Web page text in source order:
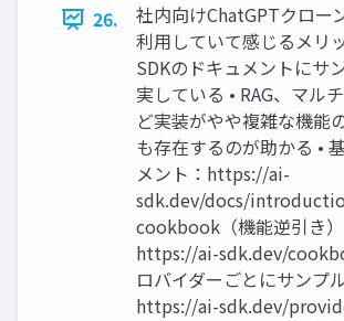
26.
社内向けChatGPTクロー
利用していて感じるメリ
SDKのドキュメントにサ
実している • RAG、マル
ど実装がやや複雑な機能
も存在するのが助かる •
メント：https://ai-
sdk.dev/docs/
cookbook（機能逆引き）
https://ai-sdk.dev/
ロバイダーごとにサンプ
https://ai-sdk.dev/